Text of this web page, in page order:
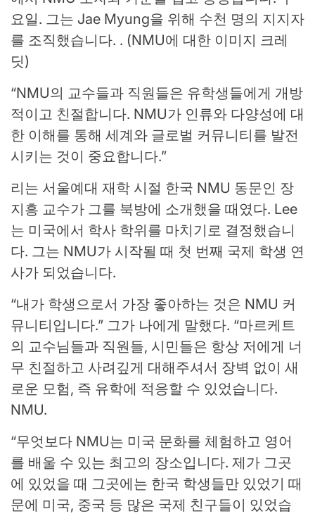
요일. 그는 Jae Myung을 위해 수천 명의 지지자
를 조직했습니다. . (NMU에 대한 이미지 크레
딧)
“NMU의 교수들과 직원들은 유학생들에게 개방
적이고 친절합니다. NMU가 인류와 다양성에 대
한 이해를 통해 세계와 글로벌 커뮤니티를 발전
시키는 것이 중요합니다.”
리는 서울예대 재학 시절 한국 NMU 동문인 장
지흥 교수가 그를 북방에 소개했을 때였다. Lee
는 미국에서 학사 학위를 마치기로 결정했습니
다. 그는 NMU가 시작될 때 첫 번째 국제 학생 연
사가 되었습니다.
“내가 학생으로서 가장 좋아하는 것은 NMU 커
뮤니티입니다.” 그가 나에게 말했다. “마르케트
의 교수님들과 직원들, 시민들은 항상 저에게 너
무 친절하고 사려깊게 대해주셔서 장벽 없이 새
로운 모험, 즉 유학에 적응할 수 있었습니다.
NMU.
“무엇보다 NMU는 미국 문화를 체험하고 영어
를 배울 수 있는 최고의 장소입니다. 제가 그곳
에 있었을 때 그곳에는 한국 학생들만 있었기 때
문에 미국, 중국 등 많은 국제 친구들이 있었습